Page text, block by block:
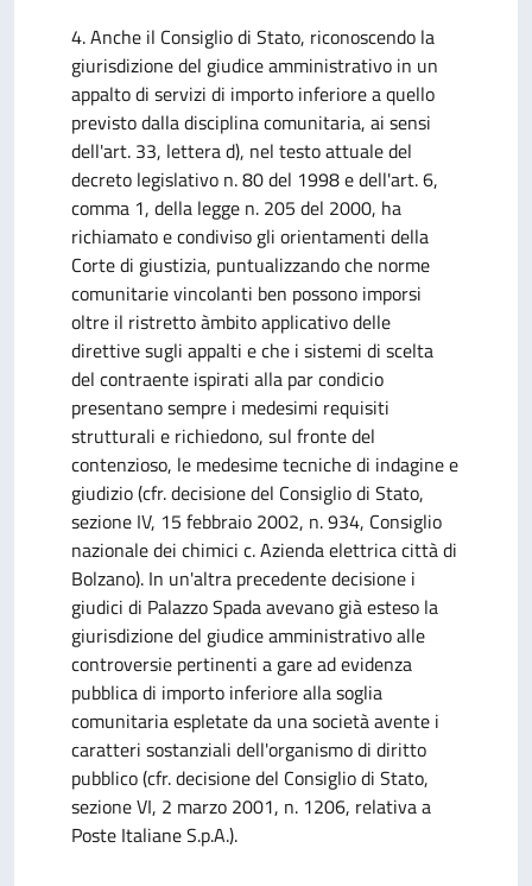
4. Anche il Consiglio di Stato, riconoscendo la
giurisdizione del giudice amministrativo in un
appalto di servizi di importo inferiore a quello
previsto dalla disciplina comunitaria, ai sensi
dell'art. 33, lettera d), nel testo attuale del
decreto legislativo n. 80 del 1998 e dell'art. 6,
comma 1, della legge n. 205 del 2000, ha
richiamato e condiviso gli orientamenti della
Corte di giustizia, puntualizzando che norme
comunitarie vincolanti ben possono imporsi
oltre il ristretto àmbito applicativo delle
direttive sugli appalti e che i sistemi di scelta
del contraente ispirati alla par condicio
presentano sempre i medesimi requisiti
strutturali e richiedono, sul fronte del
contenzioso, le medesime tecniche di indagine e
giudizio (cfr. decisione del Consiglio di Stato,
sezione IV, 15 febbraio 2002, n. 934, Consiglio
nazionale dei chimici c. Azienda elettrica città di
Bolzano). In un'altra precedente decisione i
giudici di Palazzo Spada avevano già esteso la
giurisdizione del giudice amministrativo alle
controversie pertinenti a gare ad evidenza
pubblica di importo inferiore alla soglia
comunitaria espletate da una società avente i
caratteri sostanziali dell'organismo di diritto
pubblico (cfr. decisione del Consiglio di Stato,
sezione VI, 2 marzo 2001, n. 1206, relativa a
Poste Italiane S.p.A.).